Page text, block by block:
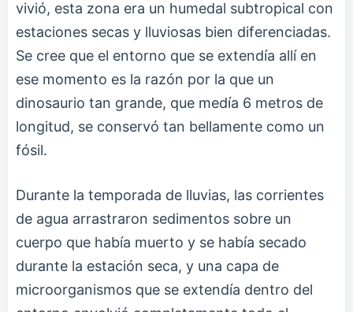
vivió, esta zona era un humedal subtropical con
estaciones secas y lluviosas bien diferenciadas.
Se cree que el entorno que se extendía allí en
ese momento es la razón por la que un
dinosaurio tan grande, que medía 6 metros de
longitud, se conservó tan bellamente como un
fósil.
Durante la temporada de lluvias, las corrientes
de agua arrastraron sedimentos sobre un
cuerpo que había muerto y se había secado
durante la estación seca, y una capa de
microorganismos que se extendía dentro del